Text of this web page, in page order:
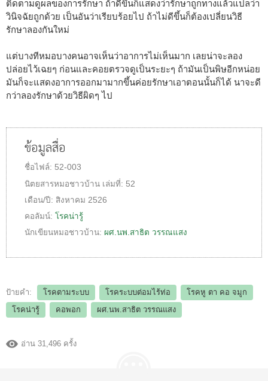
ติดตามดูผลของการรักษา ถ้าดีขึ้นก็แสดงว่ารักษาถูกทางแล้วแปลว่า
วินิจฉัยถูกด้วย เป็นอันว่าเรียบร้อยไป ถ้าไม่ดีขึ้นก็ต้องเปลี่ยนวิธี
รักษาลองกันใหม่
แต่บางทีหมอบางคนอาจเห็นว่าอาการไม่เห็นมาก เลยน่าจะลอง
ปล่อยไว้เฉยๆ ก่อนและคอยตรวจดูเป็นระยะๆ ถ้ามันเป็นพิษอีกหน่อย
มันก็จะแสดงอาการออกมามากขึ้นค่อยรักษาเอาตอนนั้นก็ได้ นาจะดี
กว่าลองรักษาด้วยวิธีผิดๆ ไป
ข้อมูลสื่อ
ชื่อไฟล์: 52-003
นิตยสารหมอชาวบ้าน เล่มที่: 52
เดือน/ปี: สิงหาคม 2526
คอลัมน์: โรคน่ารู้
นักเขียนหมอชาวบ้าน: ผศ.นพ.สาธิต วรรณแสง
ป้ายคำ: โรคตามระบบ โรคระบบต่อมไร้ท่อ
โรคหู ตา คอ จมูก
โรคน่ารู้
คอพอก ผศ.นพ.สาธิต วรรณแสง
อ่าน 31,496 ครั้ง